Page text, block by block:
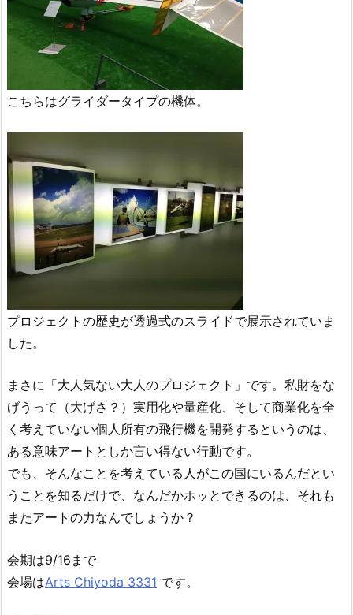
こちらはグライダータイプの機体。
プロジェクトの歴史が透過式のスライドで展示されていま
した。
まさに「大人気ない大人のプロジェクト」です。私財をな
げうって（大げさ？）実用化や量産化、そして商業化を全
く考えていない個人所有の飛行機を開発するというのは、
ある意味アートとしか言い得ない行動です。
でも、そんなことを考えている人がこの国にいるんだとい
うことを知るだけで、なんだかホッとできるのは、それも
またアートの力なんでしょうか？
会期は9/16まで
会場はArts Chiyoda 3331 です。